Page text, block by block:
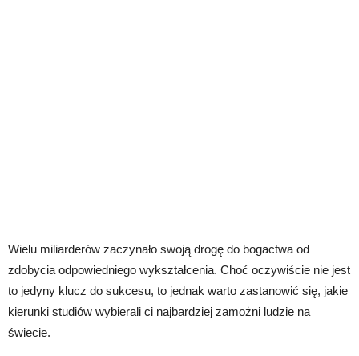
Wielu miliarderów zaczynało swoją drogę do bogactwa od
zdobycia odpowiedniego wykształcenia. Choć oczywiście nie jest
to jedyny klucz do sukcesu, to jednak warto zastanowić się, jakie
kierunki studiów wybierali ci najbardziej zamożni ludzie na
świecie.